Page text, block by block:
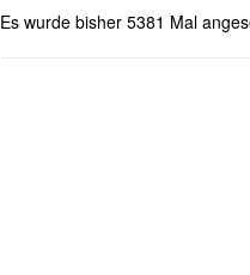
Es wurde bisher 5381 Mal